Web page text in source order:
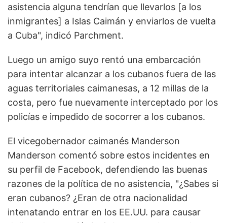
asistencia alguna tendrían que llevarlos [a los
inmigrantes] a Islas Caimán y enviarlos de vuelta
a Cuba", indicó Parchment.
Luego un amigo suyo rentó una embarcación
para intentar alcanzar a los cubanos fuera de las
aguas territoriales caimanesas, a 12 millas de la
costa, pero fue nuevamente interceptado por los
policías e impedido de socorrer a los cubanos.
El vicegobernador caimanés Manderson
Manderson comentó sobre estos incidentes en
su perfil de Facebook, defendiendo las buenas
razones de la política de no asistencia, "¿Sabes si
eran cubanos? ¿Eran de otra nacionalidad
intenatando entrar en los EE.UU. para causar